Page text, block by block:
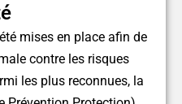
mises en place afin de
contre les risques
les plus reconnues, la